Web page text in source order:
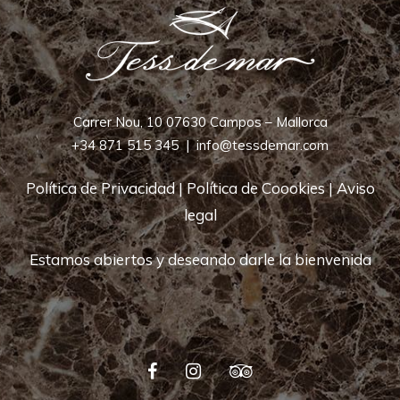
Carrer Nou, 10 07630 Campos – Mallorca
+34 871 515 345|info@tessdemar.com
Política de Privacidad| Política de Coookies|Aviso
legal
Estamos abiertos y deseando darle la bienvenida